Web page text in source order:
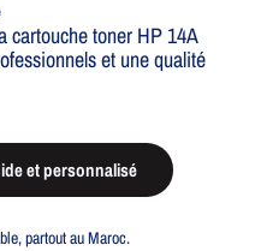
cartouche toner HP 14A
et une qualité
et personnalisé
partout au Maroc.